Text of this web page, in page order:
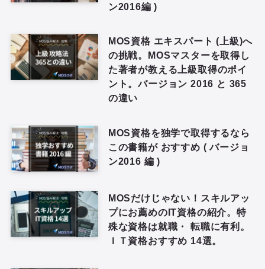
ン2016編 )
MOS資格 エキスパート (上級)へ
の挑戦。MOSマスターを取得し
た著者が教える上級取得のポイ
ント。バージョン 2016 と 365
の違い
MOS資格を独学で取得するなら
この書籍が おすすめ ( バージョ
ン2016 編 )
MOSだけじゃない！スキルアッ
プにお薦めのIT資格の紹介。特
殊な資格は就職・ 転職に有利。
ＩＴ資格おすすめ 14選。